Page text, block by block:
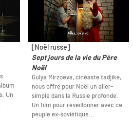
Un
[Noël russe]
Sept jours de la vie du Père
Noël
Gulya Mirzoeva, cinéaste tadjike,
nous offre pour Noël un aller-
simple dans la Russie profonde.
Un film pour réveillonner avec ce
peuple ex-soviétique...